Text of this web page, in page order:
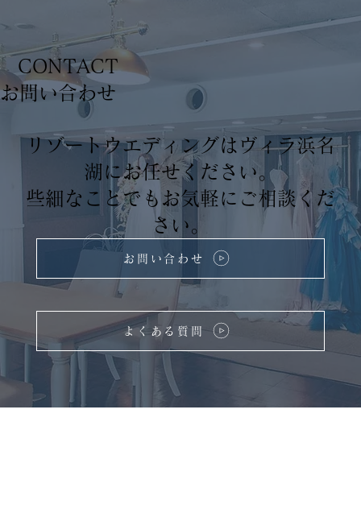
リゾートウエディングはヴィラ浜名
湖にお任せください。
些細なことでもお気軽にご相談くだ
さい。
よくある質問
CONTACT
お問い合わせ
​お問い合わせ